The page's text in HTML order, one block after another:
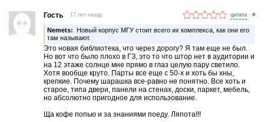
Гость 17 лет назад #
Nemets: Новый корпус МГУ стоит всего их комплекса, как они его
там называют.
Это новая библиотека, что через дорогу? Я там еще не был.
Но вот что было плохо в ГЗ, это то что штор нет в аудитории и
на 12 этаже солнце мне прямо в глаз целую пару светило.
Хотя вообще круто. Парты все еще с 50-х и хоть бы хны,
крепкие. Почему шарашка все-равно не понятно. Все хоть и
старое, типа двери, панели на стенах, доски, паркет, мебель,
но абсолютно пригодное для использование.
Ща кофе попью и за знаниями поеду. Ляпота!!!